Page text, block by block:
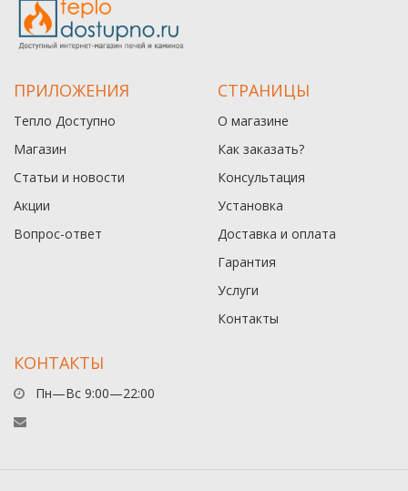
ПРИЛОЖЕНИЯ
Тепло Доступно
Магазин
Статьи и новости
Акции
Вопрос-ответ
СТРАНИЦЫ
О магазине
Как заказать?
Консультация
Установка
Доставка и оплата
Гарантия
Услуги
Контакты
КОНТАКТЫ
Пн—Вс 9:00—22:00